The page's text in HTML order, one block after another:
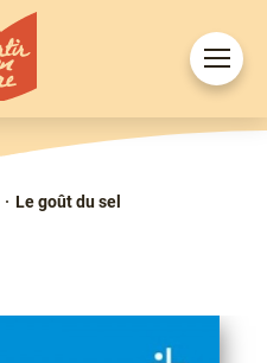
Ouvrir
le
Le goût du sel